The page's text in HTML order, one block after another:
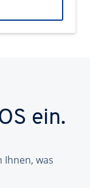
ein.
Ihnen, was